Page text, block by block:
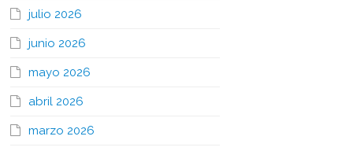
julio 2026
junio 2026
mayo 2026
abril 2026
marzo 2026